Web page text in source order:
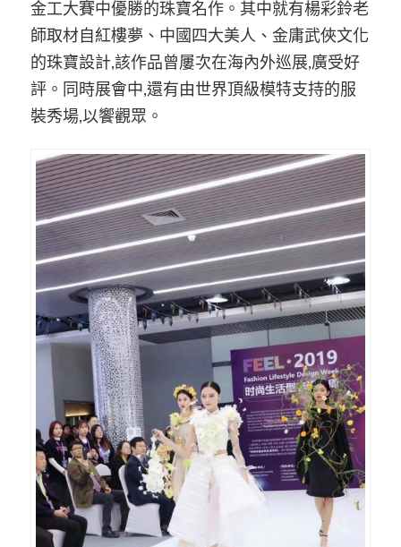
金工大賽中優勝的珠寶名作。其中就有楊彩鈴老
師取材自紅樓夢、中國四大美人、金庸武俠文化
的珠寶設計,該作品曾屢次在海內外巡展,廣受好
評。同時展會中,還有由世界頂級模特支持的服
裝秀場,以饗觀眾。